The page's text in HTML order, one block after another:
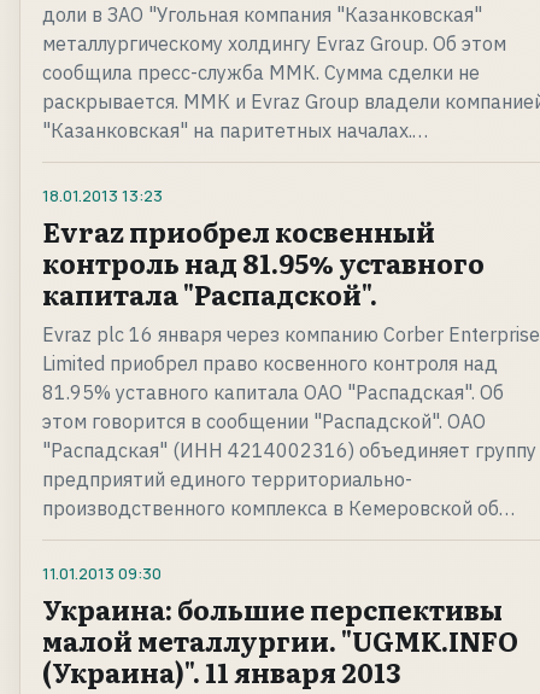
доли в ЗАО "Угольная компания "Казанковская"
металлургическому холдингу Evraz Group. Об этом
сообщила пресс-служба ММК. Сумма сделки не
раскрывается. ММК и Evraz Group владели
"Казанковская" на паритетных началах.…
18.01.2013 13:23
Evraz приобрел косвенный
контроль над 81.95% уставного
капитала "Распадской".
Evraz plc 16 января через компанию Corber
Limited приобрел право косвенного контроля над
81.95% уставного капитала ОАО "Распадская". Об
этом говорится в сообщении "Распадской". ОАО
"Распадская" (ИНН 4214002316) объединяет группу
предприятий единого территориально-
производственного комплекса в Кемеровской об…
11.01.2013 09:30
Украина: большие перспективы
малой металлургии. "UGMK.INFO
(Украина)". 11 января 2013